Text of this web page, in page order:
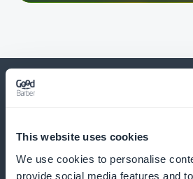
This website uses cookies
We use cookies to personalise
provide social media features and
E muito mais